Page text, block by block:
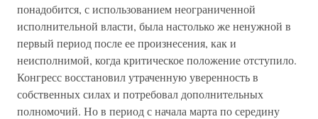
понадобится, с использованием неограниченной
исполнительной власти, была настолько же ненужной в
первый период после ее произнесения, как и
неисполнимой, когда критическое положение отступило.
Конгресс восстановил утраченную уверенность в
собственных силах и потребовал дополнительных
полномочий. Но в период с начала марта по середину